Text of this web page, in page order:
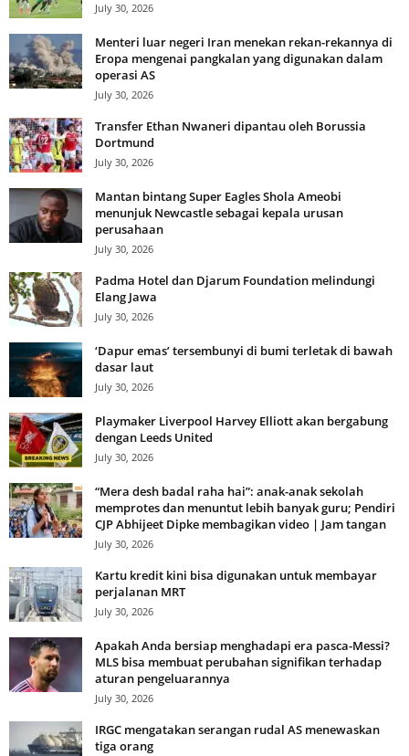
July 30, 2026
Menteri luar negeri Iran menekan rekan-rekannya di
Eropa mengenai pangkalan yang digunakan dalam
operasi AS
July 30, 2026
Transfer Ethan Nwaneri dipantau oleh Borussia
Dortmund
July 30, 2026
Mantan bintang Super Eagles Shola Ameobi
menunjuk Newcastle sebagai kepala urusan
perusahaan
July 30, 2026
Padma Hotel dan Djarum Foundation melindungi
Elang Jawa
July 30, 2026
‘Dapur emas’ tersembunyi di bumi terletak di bawah
dasar laut
July 30, 2026
Playmaker Liverpool Harvey Elliott akan bergabung
dengan Leeds United
July 30, 2026
“Mera desh badal raha hai”: anak-anak sekolah
memprotes dan menuntut lebih banyak guru; Pendiri
CJP Abhijeet Dipke membagikan video | Jam tangan
July 30, 2026
Kartu kredit kini bisa digunakan untuk membayar
perjalanan MRT
July 30, 2026
Apakah Anda bersiap menghadapi era pasca-Messi?
MLS bisa membuat perubahan signifikan terhadap
aturan pengeluarannya
July 30, 2026
IRGC mengatakan serangan rudal AS menewaskan
tiga orang